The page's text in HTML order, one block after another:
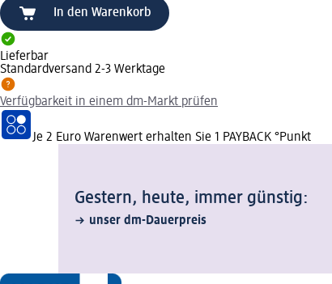
In den Warenkorb
Lieferbar
Standardversand 2-3 Werktage
Verfügbarkeit in einem dm-Markt prüfen
Je 2 Euro Warenwert erhalten Sie 1 PAYBACK °Punkt
Gestern, heute, immer günstig:
unser dm-Dauerpreis